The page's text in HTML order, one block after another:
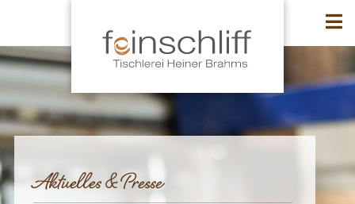
Aktuelles & Presse